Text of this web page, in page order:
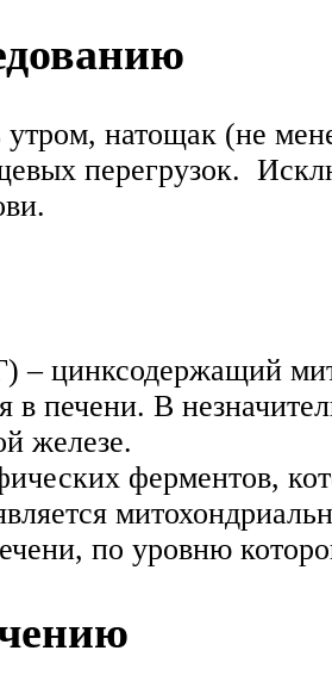
утром, натощак (не
перегрузок.
– цинксодержащий
в печени. В
железе.
ферментов,
по уровню